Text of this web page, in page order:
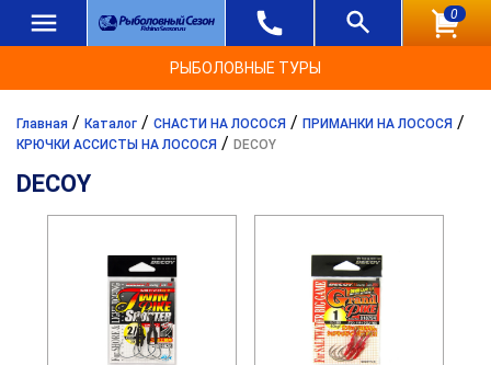
0
РЫБОЛОВНЫЕ ТУРЫ
Главная / Каталог / СНАСТИ НА ЛОСОСЯ / ПРИМАНКИ НА ЛОСОСЯ /
КРЮЧКИ АССИСТЫ НА ЛОСОСЯ / DECOY
DECOY